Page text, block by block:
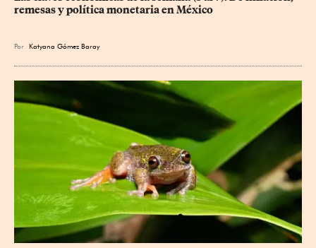
remesas y política monetaria en México
Por Katyana Gómez Baray